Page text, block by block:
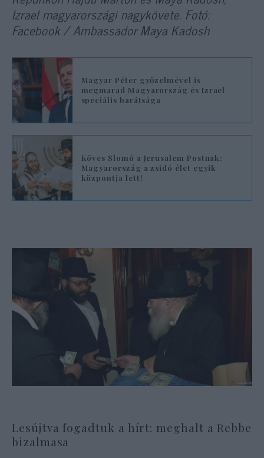
Izrael magyarországi nagykövete. Fotó:
Facebook / Ambassador Maya Kadosh
Magyar Péter győzelmével is
megmarad Magyarország és Izrael
speciális barátsága
Köves Slomó a Jerusalem Postnak:
Magyarország a zsidó élet egyik
központja lett!
Lesújtva fogadtuk a hírt: meghalt a Rebbe
bizalmasa